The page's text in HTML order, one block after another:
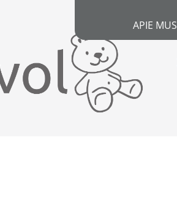
APIE MUS